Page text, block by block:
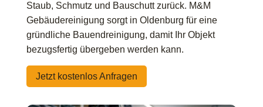
Staub, Schmutz und Bauschutt zurück. M&M
Gebäudereinigung sorgt in Oldenburg für eine
gründliche Bauendreinigung, damit Ihr Objekt
bezugsfertig übergeben werden kann.
Jetzt kostenlos Anfragen